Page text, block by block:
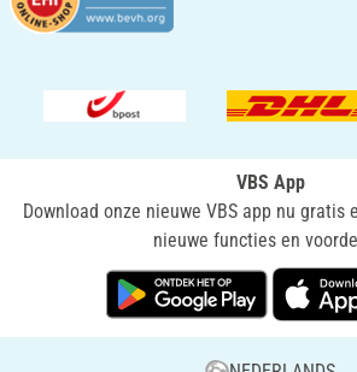
VBS App
Download onze nieuwe VBS app nu gratis
nieuwe functies en